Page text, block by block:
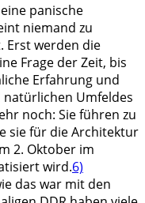
panische
niemand zu
Erst werden die
Frage der Zeit, bis
Erfahrung und
Umfeldes
noch: Sie führen zu
sie für die Architektur
2. Oktober im
wird.6)
das war mit den